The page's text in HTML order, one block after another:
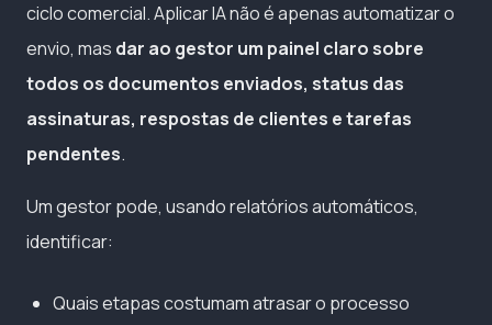
ciclo comercial. Aplicar IA não é apenas automatizar o
envio, mas dar ao gestor um painel claro sobre
todos os documentos enviados, status das
assinaturas, respostas de clientes e tarefas
pendentes.
Um gestor pode, usando relatórios automáticos,
identificar:
Quais etapas costumam atrasar o processo